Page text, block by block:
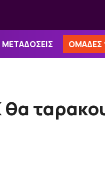
ΜΕΤΑΔΟΣΕΙΣ ΟΜΑΔΕΣ